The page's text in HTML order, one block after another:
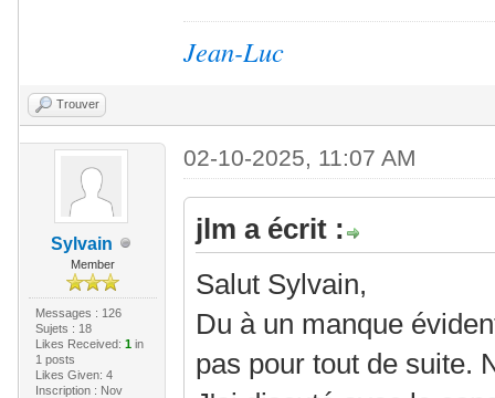
Jean-Luc
Trouver
Sylvain
Member
Messages : 126
Sujets : 18
Likes Received: 1in
1 posts
Likes Given: 4
Inscription : Nov
02-10-2025, 11:07 AM
jlm a écrit :
Salut Sylvain,
Du à un manque
pas pour tout de suite.